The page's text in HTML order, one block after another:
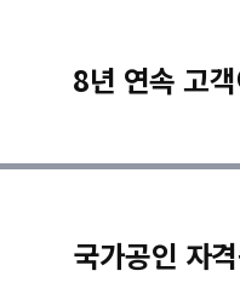
8년 연속 고
국가공인 자